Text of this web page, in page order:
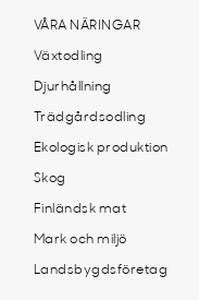
VÅRA NÄRINGAR
Växtodling
Djurhållning
Trädgårdsodling
Ekologisk produktion
Skog
Finländsk mat
Mark och miljö
Landsbygdsföretag